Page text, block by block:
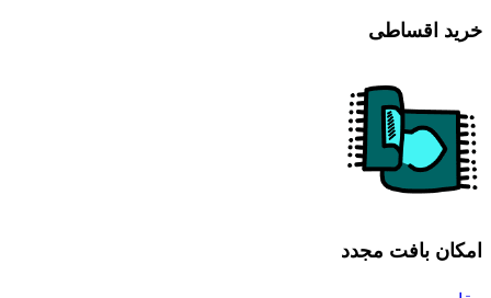
خرید اقساطی
امکان بافت مجدد